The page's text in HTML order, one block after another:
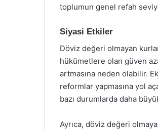
toplumun genel refah
Siyasi Etkiler
Döviz değeri olmayan
hükümetlere olan güven
artmasına neden olabilir.
reformlar yapmasına yol
bazı durumlarda daha
Ayrıca, döviz değeri